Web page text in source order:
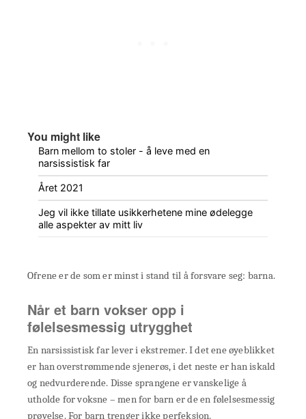
You might like
Barn mellom to stoler - å leve med en
narsissistisk far
Året 2021
Jeg vil ikke tillate usikkerhetene mine ødelegge
alle aspekter av mitt liv
Ofrene er de som er minst i stand til å forsvare seg: barna.
Når et barn vokser opp i
følelsesmessig utrygghet
En narsissistisk far lever i ekstremer. I det ene øyeblikket
er han overstrømmende sjenerøs, i det neste er han iskald
og nedvurderende. Disse sprangene er vanskelige å
utholde for voksne – men for barn er de en følelsesmessig
prøvelse. For barn trenger ikke perfeksjon.